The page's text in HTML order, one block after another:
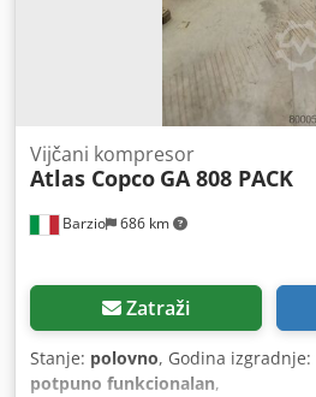
Barzio 686 km
Vijčani kompresor
Atlas Copco GA 808 PACK
Zatraži
Stanje: polovno, Godina izgradnje:
potpuno funkcionalan,